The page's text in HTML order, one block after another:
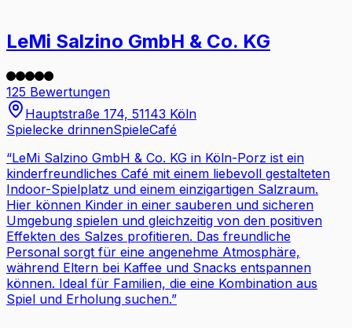
LeMi Salzino GmbH & Co. KG
125 Bewertungen
Hauptstraße 174, 51143 Köln
Spielecke drinnenSpieleCafé
“LeMi Salzino GmbH & Co. KG in Köln-Porz ist ein
kinderfreundliches Café mit einem liebevoll gestalteten
Indoor-Spielplatz und einem einzigartigen Salzraum.
Hier können Kinder in einer sauberen und sicheren
Umgebung spielen und gleichzeitig von den positiven
Effekten des Salzes profitieren. Das freundliche
Personal sorgt für eine angenehme Atmosphäre,
während Eltern bei Kaffee und Snacks entspannen
können. Ideal für Familien, die eine Kombination aus
Spiel und Erholung suchen.”